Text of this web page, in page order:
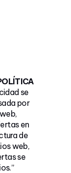
se
por
en
de
web,
se